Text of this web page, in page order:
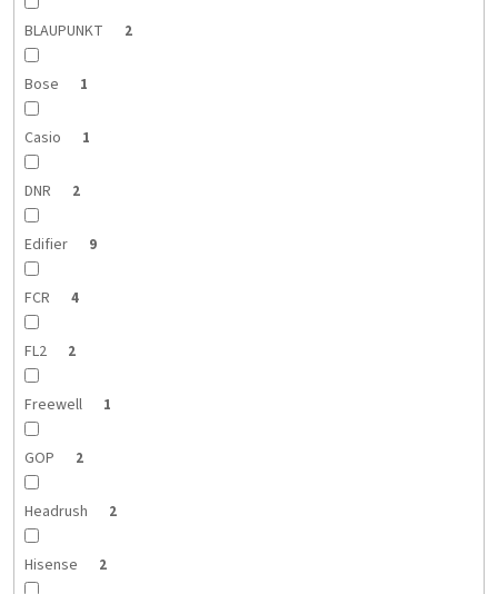
BLAUPUNKT 2
Bose 1
Casio 1
DNR 2
Edifier 9
FCR 4
FL2 2
Freewell 1
GOP 2
Headrush 2
Hisense 2